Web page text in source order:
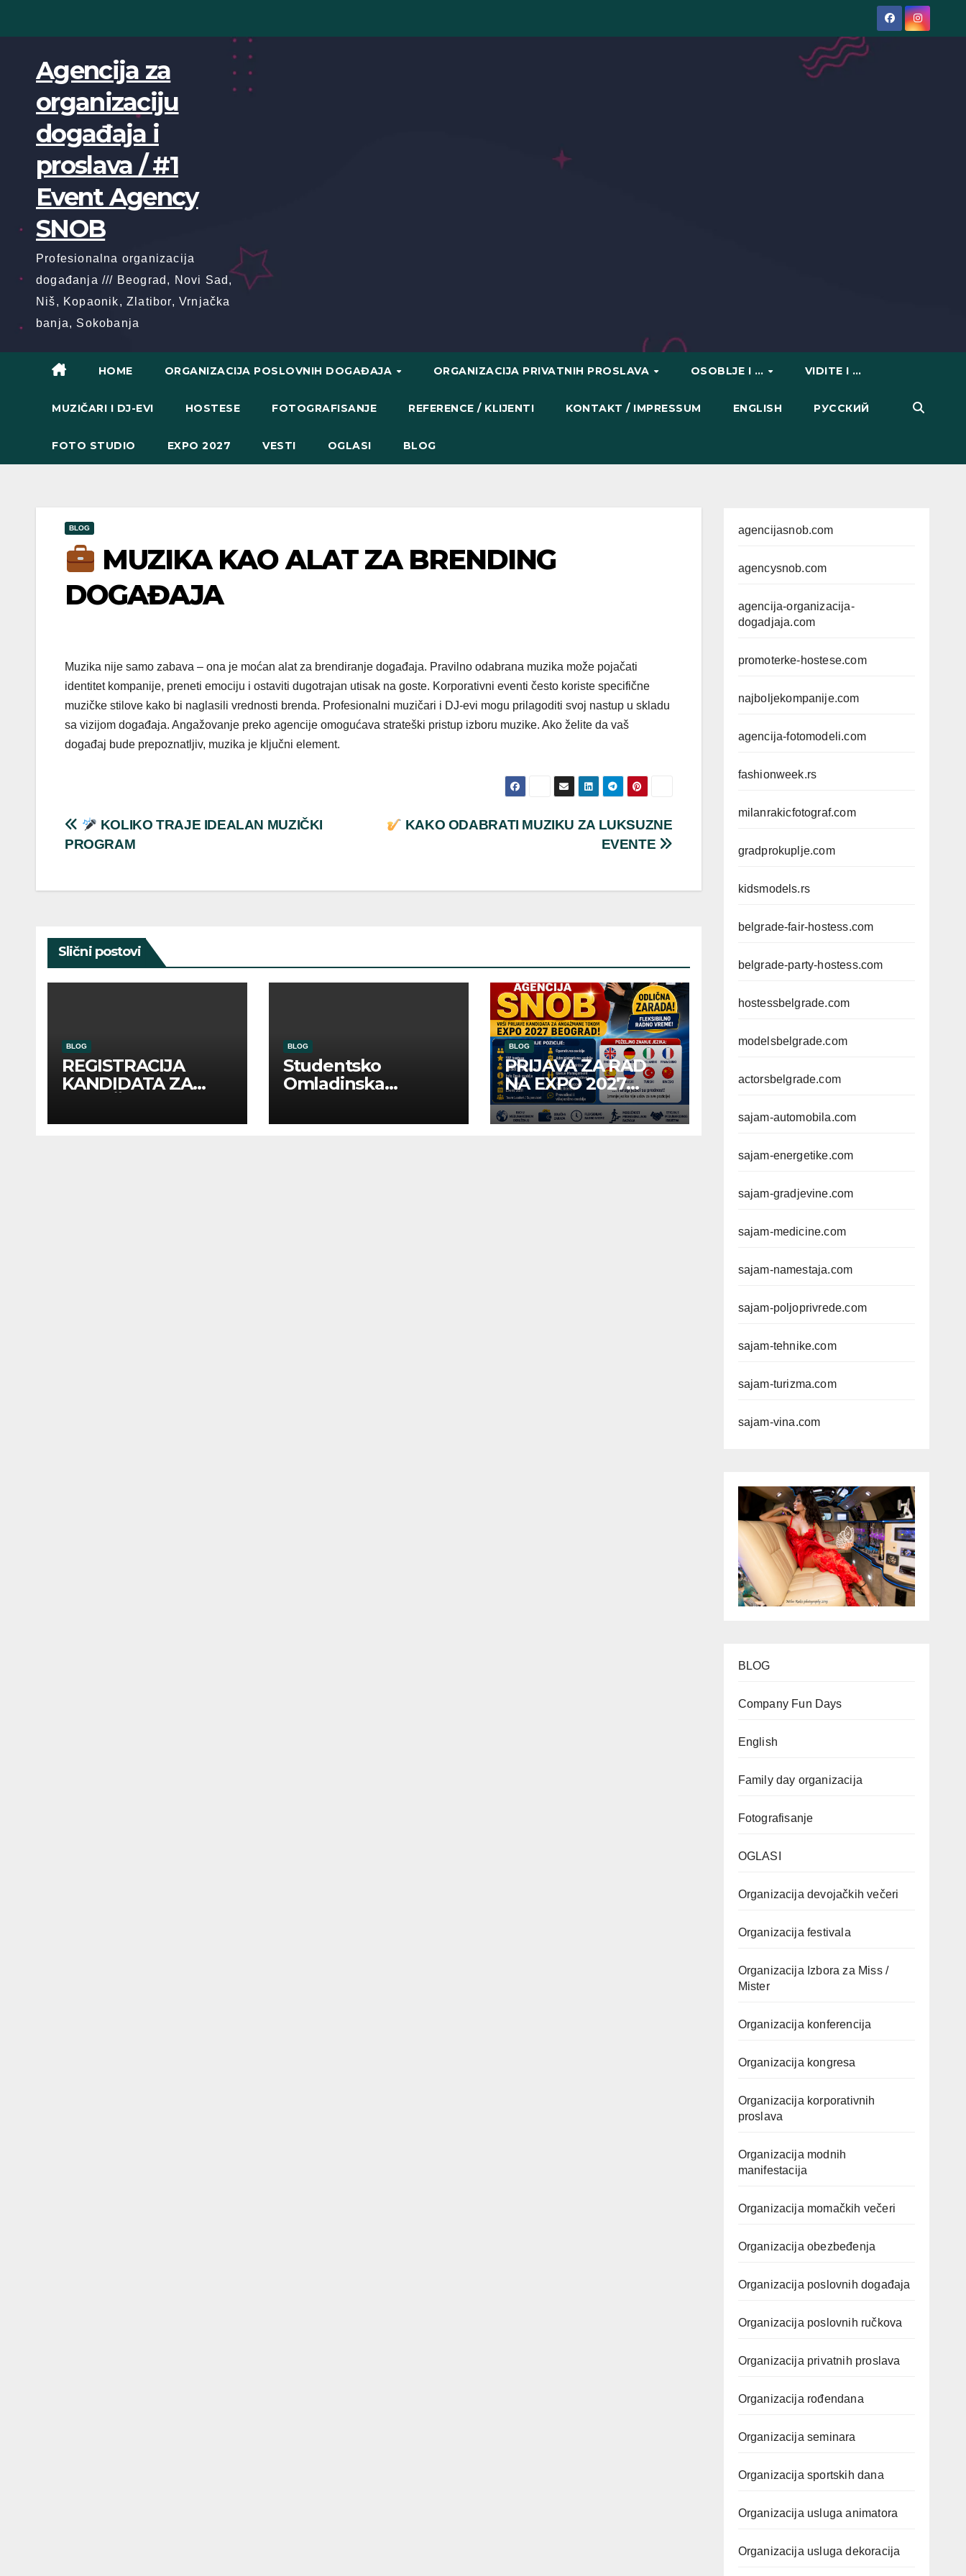
Agencija za
organizaciju
događaja i
proslava / #1
Event Agency
SNOB
Profesionalna organizacija
događanja /// Beograd, Novi Sad,
Niš, Kopaonik, Zlatibor, Vrnjačka
banja, Sokobanja
HOME ORGANIZACIJA POSLOVNIH DOGAĐAJA ORGANIZACIJA PRIVATNIH PROSLAVA OSOBLJE I … VIDITE I …
MUZIČARI I DJ-EVI HOSTESE FOTOGRAFISANJE REFERENCE / KLIJENTI KONTAKT / IMPRESSUM ENGLISH РУССКИЙ
FOTO STUDIO EXPO 2027 VESTI OGLASI BLOG
BLOG
MUZIKA KAO ALAT ZA BRENDING
DOGAĐAJA
Muzika nije samo zabava – ona je moćan alat za brendiranje događaja. Pravilno odabrana muzika može pojačati
identitet kompanije, preneti emociju i ostaviti dugotrajan utisak na goste. Korporativni eventi često koriste specifične
muzičke stilove kako bi naglasili vrednosti brenda. Profesionalni muzičari i DJ-evi mogu prilagoditi svoj nastup u skladu
sa vizijom događaja. Angažovanje preko agencije omogućava strateški pristup izboru muzike. Ako želite da vaš
događaj bude prepoznatljiv, muzika je ključni element.
Post
KAKO ODABRATI MUZIKU ZA LUKSUZNE
EVENTE
KOLIKO TRAJE IDEALAN MUZIČKI
PROGRAM
Slični postovi
BLOG
REGISTRACIJA
KANDIDATA ZA
INOSTRANIM
BLOG
Studentsko
Omladinska
Kompanije“
BLOG
PRIJAVA ZA RAD
NA EXPO 2027
BELGRADE
agencijasnob.com
agencysnob.com
agencija-organizacija-
dogadjaja.com
promoterke-hostese.com
najboljekompanije.com
agencija-fotomodeli.com
fashionweek.rs
milanrakicfotograf.com
gradprokuplje.com
kidsmodels.rs
belgrade-fair-hostess.com
belgrade-party-hostess.com
hostessbelgrade.com
modelsbelgrade.com
actorsbelgrade.com
sajam-automobila.com
sajam-energetike.com
sajam-gradjevine.com
sajam-medicine.com
sajam-namestaja.com
sajam-poljoprivrede.com
sajam-tehnike.com
sajam-turizma.com
sajam-vina.com
BLOG
Company Fun Days
English
Family day organizacija
Fotografisanje
OGLASI
Organizacija devojačkih večeri
Organizacija festivala
Organizacija Izbora za Miss /
Mister
Organizacija konferencija
Organizacija kongresa
Organizacija korporativnih
proslava
Organizacija modnih
manifestacija
Organizacija momačkih večeri
Organizacija obezbeđenja
Organizacija poslovnih događaja
Organizacija poslovnih ručkova
Organizacija privatnih proslava
Organizacija rođendana
Organizacija seminara
Organizacija sportskih dana
Organizacija usluga animatora
Organizacija usluga dekoracija